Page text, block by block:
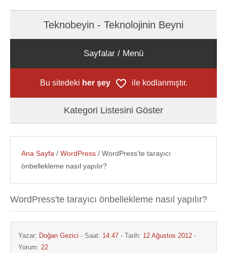
Teknobeyin - Teknolojinin Beyni
Sayfalar / Menü
Bu sitedeki her şey ile kodlanmıştır.
Kategori Listesini Göster
Ana Sayfa /WordPress / WordPress'te tarayıcı
önbellekleme nasıl yapılır?
WordPress'te tarayıcı önbellekleme nasıl yapılır?
Yazar: Doğan Gezici - Saat: 14:47 - Tarih: 12 Ağustos 2012 -
Yorum: 22